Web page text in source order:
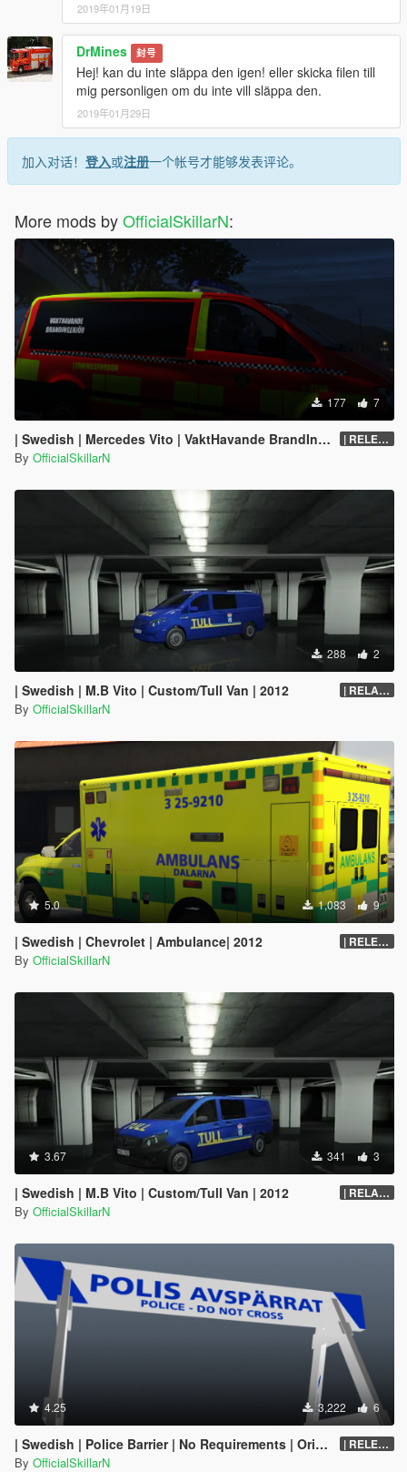
2019年01月19日
DrMines 封号
Hej! kan du inte släppa den igen! eller skicka filen till
mig personligen om du inte vill släppa den.
2019年01月29日
加入对话！ 登入或注册一个帐号才能够发表评论。
More mods byOfficialSkillarN:
177 7
| Swedish | Mercedes Vito | VaktHavande BrandIngenjör | 2000+ | RELEASE
By OfficialSkillarN
288 2
| Swedish | M.B Vito | Custom/Tull Van | 2012 | RELASE | Blue Bumpers
By OfficialSkillarN
5.0 1,083 9
| Swedish | Chevrolet | Ambulance| 2012 | RELEASE
By OfficialSkillarN
3.67 341 3
| Swedish | M.B Vito | Custom/Tull Van | 2012 | RELASE | Black Bumpers
By OfficialSkillarN
4.25 3,222 6
| Swedish | Police Barrier | No Requirements | Original Model | 2018 | RELEASE
By OfficialSkillarN